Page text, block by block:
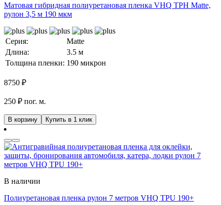
Матовая гибридная полиуретановая пленка VHQ TPH Matte,
рулон 3,5 м 190 мкм
Серия:
Matte
Длина:
3.5 м
Толщина пленки: 190 микрон
8750 ₽
250 ₽ пог. м.
В корзину Купить в 1 клик
В наличии
Полиуретановая пленка рулон 7 метров VHQ TPU 190+